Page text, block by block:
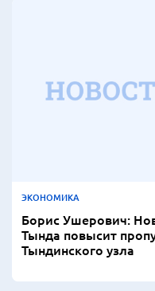
ЭКОНОМИКА
Борис Ушерович:
Тында повысит
Тындинского узла